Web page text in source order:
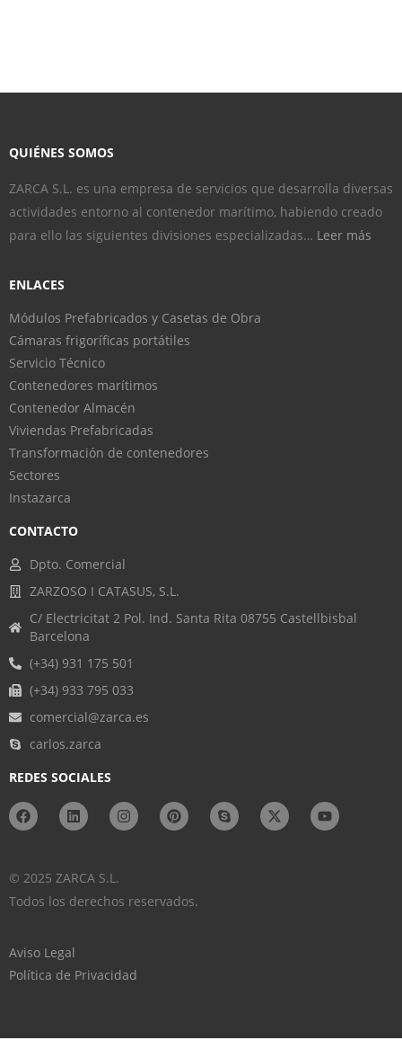
QUIÉNES SOMOS
ZARCA S.L. es una empresa de servicios que desarrolla diversas
actividades entorno al contenedor marítimo, habiendo creado
para ello las siguientes divisiones especializadas… Leer más
ENLACES
Módulos Prefabricados y Casetas de Obra
Cámaras frigoríficas portátiles
Servicio Técnico
Contenedores marítimos
Contenedor Almacén
Viviendas Prefabricadas
Transformación de contenedores
Sectores
Instazarca
CONTACTO
Dpto. Comercial
ZARZOSO I CATASUS, S.L.
C/ Electricitat 2 Pol. Ind. Santa Rita 08755 Castellbisbal
Barcelona
(+34) 931 175 501
(+34) 933 795 033
comercial@zarca.es
carlos.zarca
REDES SOCIALES
© 2025 ZARCA S.L.
Todos los derechos reservados.
Aviso Legal
Política de Privacidad